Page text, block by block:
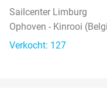
Sailcenter Limburg
Ophoven - Kinrooi
Verkocht: 127